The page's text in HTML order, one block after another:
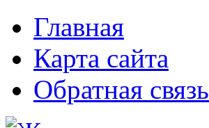
Главная
Карта сайта
Обратная связь